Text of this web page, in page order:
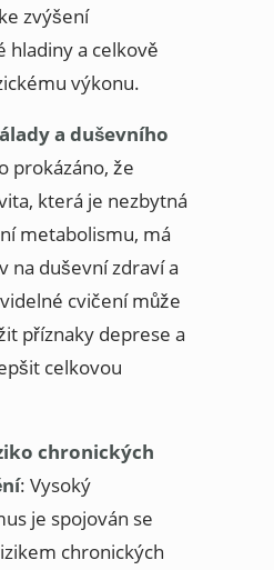
zvýšení
hladiny a celkově
výkonu.
a duševního
prokázáno, že
která je nezbytná
metabolismu, má
na duševní zdraví a
cvičení může
příznaky deprese a
celkovou
chronických
: Vysoký
je spojován se
chronických